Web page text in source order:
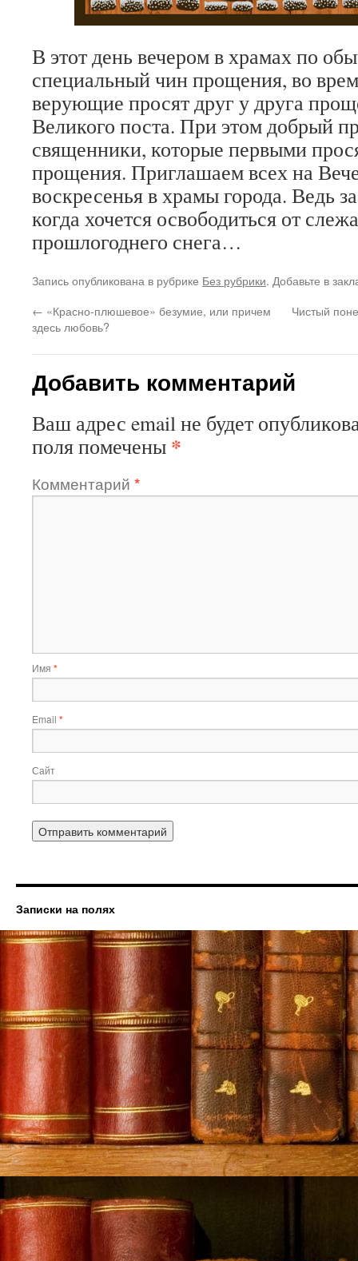
В этот день вечером в храмах по
специальный чин прощения, во
верующие просят друг у друга
Великого поста. При этом добрый
священники, которые первыми
прощения. Приглашаем всех на
воскресенья в храмы города. Ведь
когда хочется освободиться от
прошлогоднего снега…
Запись опубликована в рубрике Без рубрики. Добавьте в
← «Красно-плюшевое» безумие, или причем
здесь любовь?
Чистый
Добавить комментарий
Ваш адрес email не будет
поля помечены *
Комментарий *
Имя *
Email *
Сайт
Записки на полях